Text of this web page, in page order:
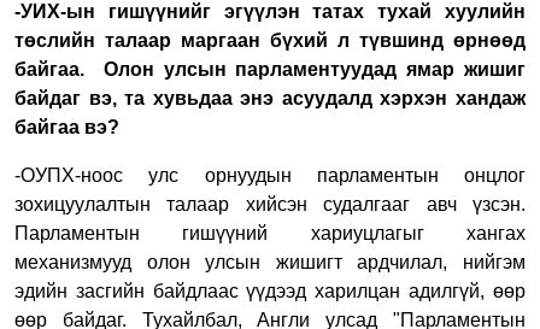
-УИХ-ын гишүүнийг эгүүлэн татах тухай хуулийн
төслийн талаар маргаан бүхий л түвшинд өрнөөд
байгаа. Олон улсын парламентуудад ямар жишиг
байдаг вэ, та хувьдаа энэ асуудалд хэрхэн хандаж
байгаа вэ?
-ОУПХ-ноос улс орнуудын парламентын онцлог
зохицуулалтын талаар хийсэн судалгааг авч үзсэн.
Парламентын гишүүний хариуцлагыг хангах
механизмууд олон улсын жишигт ардчилал, нийгэм
эдийн засгийн байдлаас үүдээд харилцан адилгүй, өөр
өөр байдаг. Тухайлбал, Англи улсад "Парламентын